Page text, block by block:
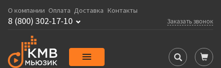
О компании Оплата Доставка Контакты
Заказать звонок
8 (800) 302-17-10